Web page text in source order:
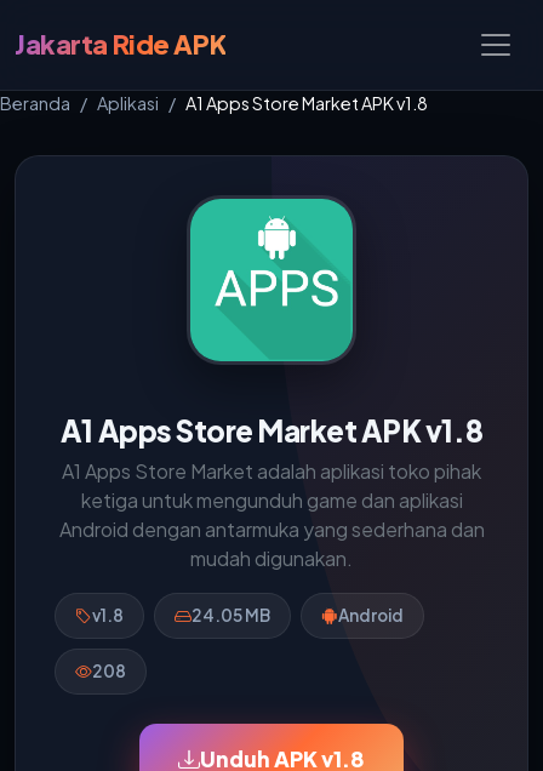
Jakarta Ride APK
Beranda Aplikasi A1 Apps Store Market APK v1.8
A1 Apps Store Market APK v1.8
A1 Apps Store Market adalah aplikasi toko pihak
ketiga untuk mengunduh game dan aplikasi
Android dengan antarmuka yang sederhana dan
mudah digunakan.
v1.8 24.05 MB Android
208
Unduh APK v1.8